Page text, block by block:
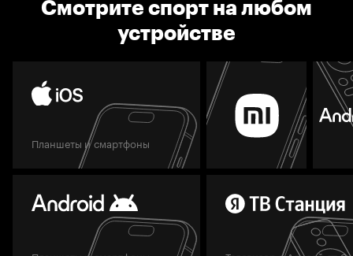
Смотрите спорт на любом
устройстве
Планшеты и смартфоны